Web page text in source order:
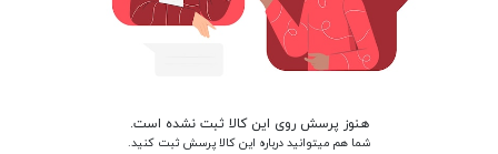
هنوز پرسش روی این کالا ثبت نشده است.
شما هم میتوانید درباره این کالا پرسش ثبت کنید.